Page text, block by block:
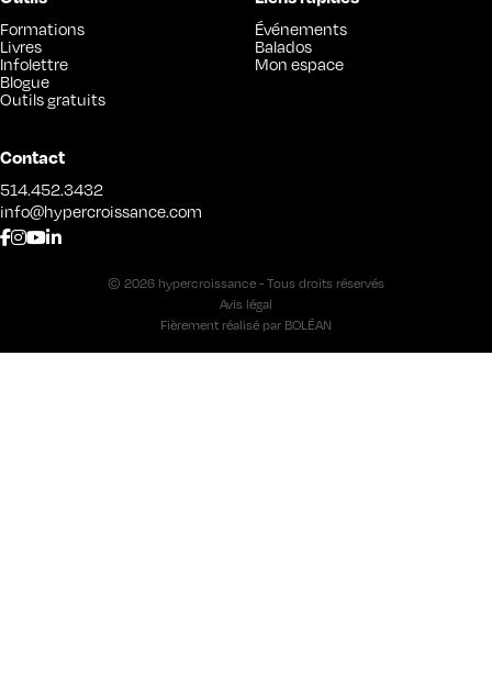
Formations
Livres
Infolettre
Blogue
Outils gratuits
Événements
Balados
Mon espace
Contact
514.452.3432
info@hypercroissance.com
© 2026 hypercroissance - Tous droits réservés
Avis légal
Fièrement réalisé par BOLÉAN